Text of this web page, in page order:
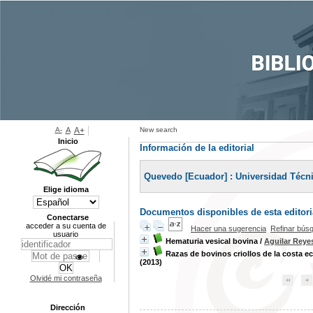
New search
Información de la editorial
Quevedo [Ecuador] : Universidad
Documentos disponibles de esta
Hacer una sugerencia Refinar
Hematuria vesical bovina / Aguilar
Razas de bovinos criollos de la costa
(2013)
A- A A+
Inicio
Elige idioma
Conectarse
acceder a su cuenta de
usuario
Olvidé mi contraseña
Dirección